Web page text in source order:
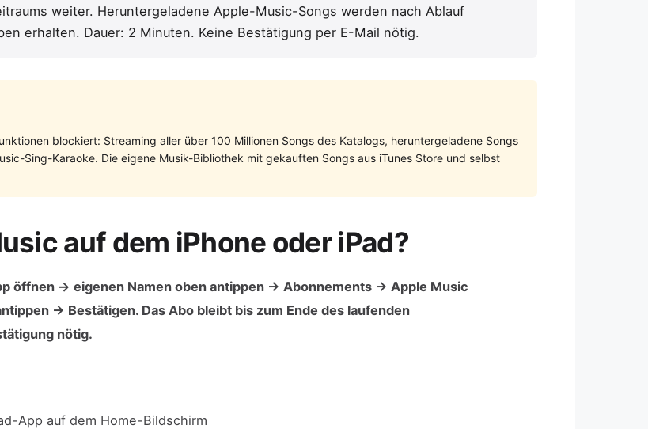
weiter. Heruntergeladene Apple-Music-Songs werden nach Ablauf
erhalten. Dauer: 2 Minuten. Keine Bestätigung per E-Mail nötig.
blockiert: Streaming aller über 100 Millionen Songs des Katalogs, heruntergeladene Songs
Sing-Karaoke. Die eigene Musik-Bibliothek mit gekauften Songs aus iTunes Store und selbst
auf dem iPhone oder iPad?
öffnen → eigenen Namen oben antippen → Abonnements → Apple Music
→ Bestätigen. Das Abo bleibt bis zum Ende des laufenden
nötig.
App auf dem Home-Bildschirm